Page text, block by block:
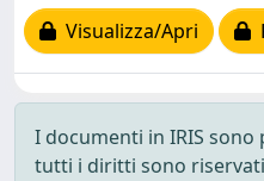
Visualizza/Apri
I documenti in IRIS
tutti i diritti sono